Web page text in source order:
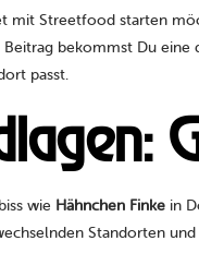
mit Streetfood starten
Beitrag bekommst Du
passt.
wie Hähnchen Finke in
Standorten